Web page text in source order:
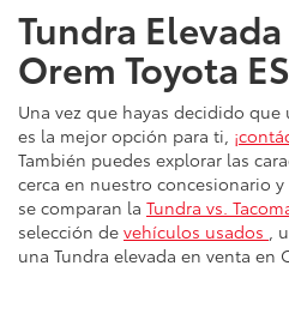
Tundra
Orem Toyota ES
Una vez que hayas decidido que
es la mejor opción para ti,
También puedes explorar las
cerca en nuestro concesionario
se comparan la Tundra vs.
selección de vehículos usados
,
una Tundra elevada en venta en